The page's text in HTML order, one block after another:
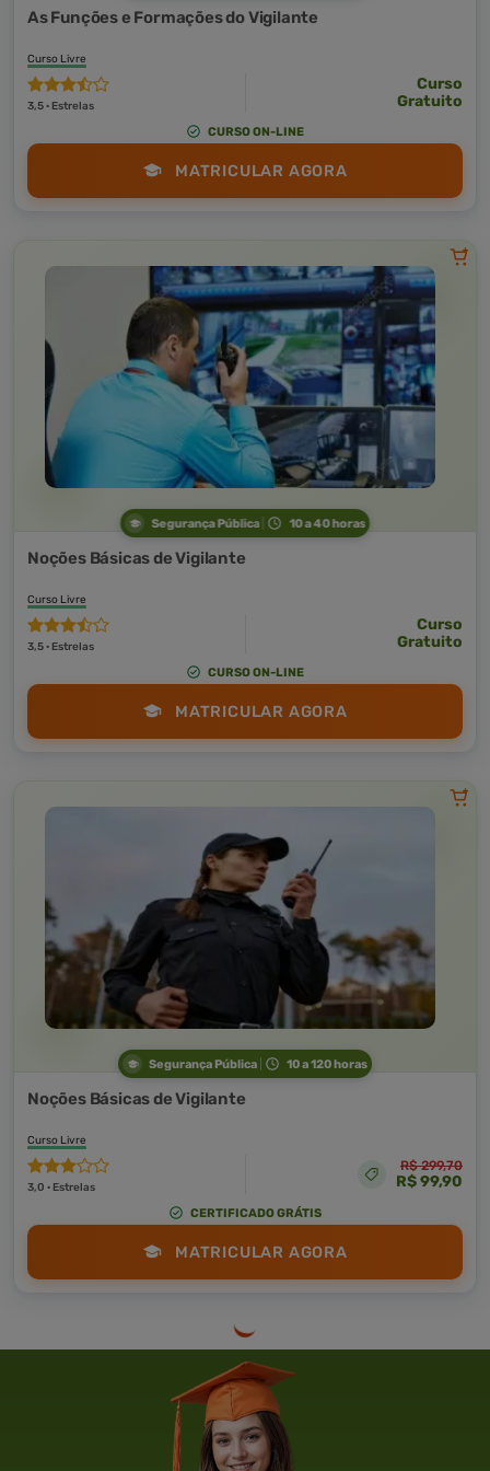
As Funções e Formações do Vigilante
Curso Livre
3,5 · Estrelas
Curso
Gratuito
CURSO ON-LINE
MATRICULAR AGORA
Segurança Pública 10 a 40 horas
Noções Básicas de Vigilante
Curso Livre
3,5 · Estrelas
Curso
Gratuito
CURSO ON-LINE
MATRICULAR AGORA
Segurança Pública 10 a 120 horas
Noções Básicas de Vigilante
Curso Livre
3,0 · Estrelas
R$ 299,70
R$ 99,90
CERTIFICADO GRÁTIS
MATRICULAR AGORA